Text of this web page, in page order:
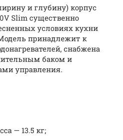
и глубину) корпус
Slim существенно
условиях кухни
принадлежит к
снабжена
баком и
управления.
— 13.5 кг;